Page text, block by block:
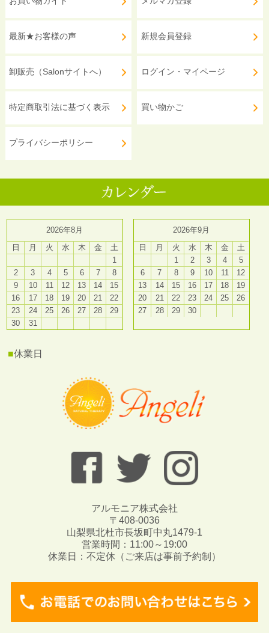
最新★お客様の声
卸販売（Salonサイトへ）
特定商取引法に基づく表示
プライバシーポリシー
新規会員登録
ログイン・マイページ
買い物かご
2026年8月
日
月 火 水 木 金
土
1
2
3 4 5 6 7
8
9
10 11 12 13 14
15
16
17 18 19 20 21
22
23
24 25 26 27 28
29
30
31
2026年9月
日
月 火 水 木 金
土
1
2 3 4
5
6
7 8 9 10 11
12
13
14 15 16 17 18
19
20
21 22 23 24 25
26
27
28 29 30
■休業日
アルモニア株式会社
〒408-0036
山梨県北杜市長坂町中丸1479-1
営業時間：11:00～19:00
休業日：不定休（ご来店は事前予約制）